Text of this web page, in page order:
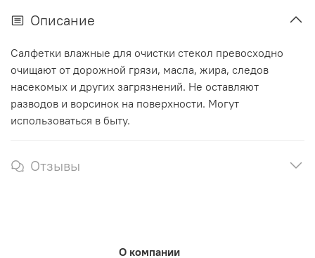
Описание
Салфетки влажные для очистки стекол превосходно
очищают от дорожной грязи, масла, жира, следов
насекомых и других загрязнений. Не оставляют
разводов и ворсинок на поверхности. Могут
использоваться в быту.
Отзывы
О компании